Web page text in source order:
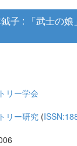
子 : 「武士の
リー学会
リー研究 (